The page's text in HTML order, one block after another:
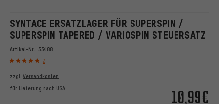
SYNTACE ERSATZLAGER FÜR SUPERSPIN /
SUPERSPIN TAPERED / VARIOSPIN STEUERSATZ
Artikel-Nr.: 33488
2
10,99€
zzgl. Versandkosten
für Lieferung nach USA